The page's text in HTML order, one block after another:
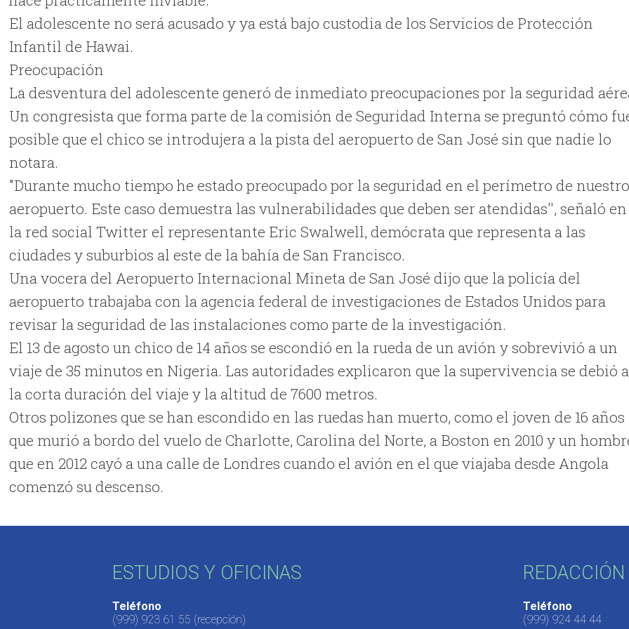
El adolescente no será acusado y ya está bajo custodia de los Servicios de Protección
Infantil de Hawai.
Preocupación
La desventura del adolescente generó de inmediato preocupaciones por la seguridad
Un congresista que forma parte de la comisión de Seguridad Interna se preguntó cómo
posible que el chico se introdujera a la pista del aeropuerto de San José sin que nadie lo
notara.
"Durante mucho tiempo he estado preocupado por la seguridad en el perímetro de nuestro
aeropuerto. Este caso demuestra las vulnerabilidades que deben ser atendidas'', señaló en
la red social Twitter el representante Eric Swalwell, demócrata que representa a las
ciudades y suburbios al este de la bahía de San Francisco.
Una vocera del Aeropuerto Internacional Mineta de San José dijo que la policía del
aeropuerto trabajaba con la agencia federal de investigaciones de Estados Unidos para
revisar la seguridad de las instalaciones como parte de la investigación.
El 13 de agosto un chico de 14 años se escondió en la rueda de un avión y sobrevivió a un
viaje de 35 minutos en Nigeria. Las autoridades explicaron que la supervivencia se debió a
la corta duración del viaje y la altitud de 7600 metros.
Otros polizones que se han escondido en las ruedas han muerto, como el joven de 16 años
que murió a bordo del vuelo de Charlotte, Carolina del Norte, a Boston en 2010 y un
que en 2012 cayó a una calle de Londres cuando el avión en el que viajaba desde Angola
comenzó su descenso.
ESTUDIOS Y OFICINAS
Teléfono
(999) 923 61 55 (recepción)
Teléfono
(999) 924 44 44